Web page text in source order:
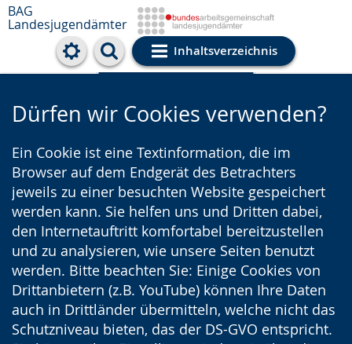
BAG
Landesjugendämter
Inhaltsverzeichnis
Cookie-Einstellungen
Dürfen wir Cookies verwenden?
Ein Cookie ist eine Textinformation, die im
Browser auf dem Endgerät des Betrachters
jeweils zu einer besuchten Website gespeichert
werden kann. Sie helfen uns und Dritten dabei,
den Internetauftritt komfortabel bereitzustellen
und zu analysieren, wie unsere Seiten benutzt
werden. Bitte beachten Sie: Einige Cookies von
Drittanbietern (z.B. YouTube) können Ihre Daten
auch in Drittländer übermitteln, welche nicht das
Schutzniveau bieten, das der DS-GVO entspricht.